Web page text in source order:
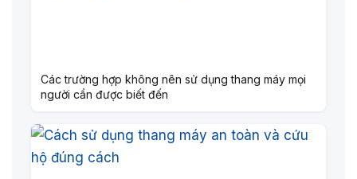
Các trường hợp không nên sử dụng thang máy mọi
người cần được biết đến